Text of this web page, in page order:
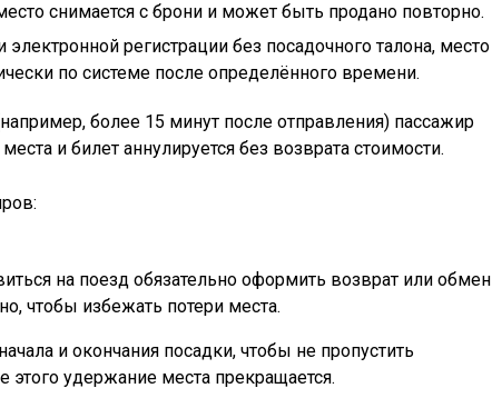
снимается с брони и может быть продано повторно.
электронной регистрации без посадочного талона, место
по системе после определённого времени.
более 15 минут после отправления) пассажир
и билет аннулируется без возврата стоимости.
на поезд обязательно оформить возврат или обмен
чтобы избежать потери места.
и окончания посадки, чтобы не пропустить
этого удержание места прекращается.